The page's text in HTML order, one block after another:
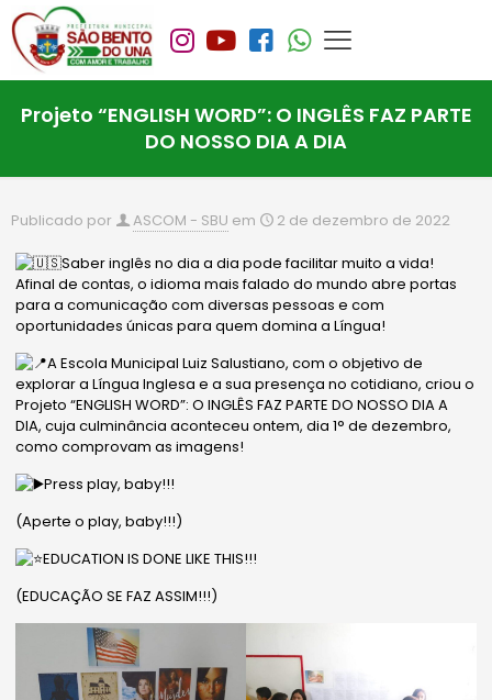
Projeto “ENGLISH WORD”: O INGLÊS FAZ PARTE
DO NOSSO DIA A DIA
Publicado por ASCOM - SBU em 2 de dezembro de 2022
Saber inglês no dia a dia pode facilitar muito a vida!
Afinal de contas, o idioma mais falado do mundo abre portas
para a comunicação com diversas pessoas e com
oportunidades únicas para quem domina a Língua!
A Escola Municipal Luiz Salustiano, com o objetivo de
explorar a Língua Inglesa e a sua presença no cotidiano, criou o
Projeto “ENGLISH WORD”: O INGLÊS FAZ PARTE DO NOSSO DIA A
DIA, cuja culminância aconteceu ontem, dia 1° de dezembro,
como comprovam as imagens!
Press play, baby!!!
(Aperte o play, baby!!!)
EDUCATION IS DONE LIKE THIS!!!
(EDUCAÇÃO SE FAZ ASSIM!!!)